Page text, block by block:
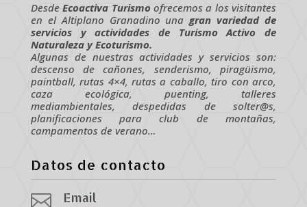
DesdeEcoactiva Turismo ofrecemos a los visitantes
en el Altiplano Granadino unagran variedad de
servicios y actividades de Turismo Activo de
Naturaleza y Ecoturismo.
Algunas de nuestras actividades y servicios son:
descenso de cañones, senderismo, piragüismo,
paintball, rutas 4×4, rutas a caballo, tiro con arco,
caza ecológica, puenting, talleres
mediambientales, despedidas de solter@s,
planificaciones para club de montañas,
campamentos de verano…
Datos de contacto
 Email